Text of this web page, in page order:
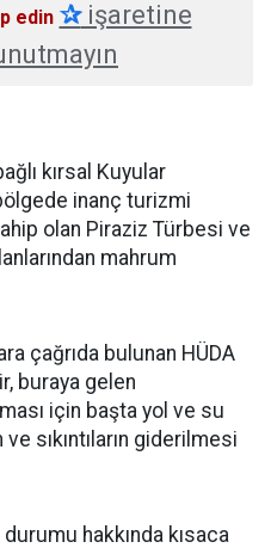
edin ✰işaretine
kırsal Kuyular
inanç turizmi
olan Piraziz Türbesi ve
mahrum
çağrıda bulunan HÜDA
buraya gelen
için başta yol ve su
sıkıntıların giderilmesi
hakkında kısaca